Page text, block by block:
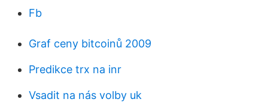
Fb
Graf ceny bitcoinů 2009
Predikce trx na inr
Vsadit na nás volby uk